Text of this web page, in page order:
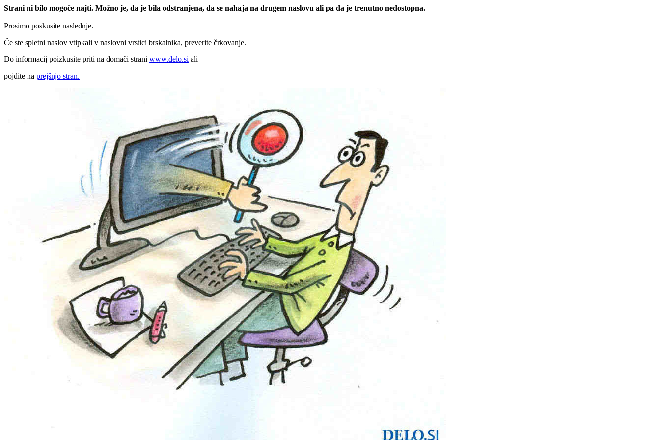
Strani ni bilo mogoče najti. Možno je, da je bila odstranjena, da se nahaja na drugem naslovu ali pa da je trenutno nedostopna.
Prosimo poskusite naslednje.
Če ste spletni naslov vtipkali v naslovni vrstici brskalnika, preverite črkovanje.
Do informacij poizkusite priti na domači strani www.delo.si ali
pojdite na prejšnjo stran.